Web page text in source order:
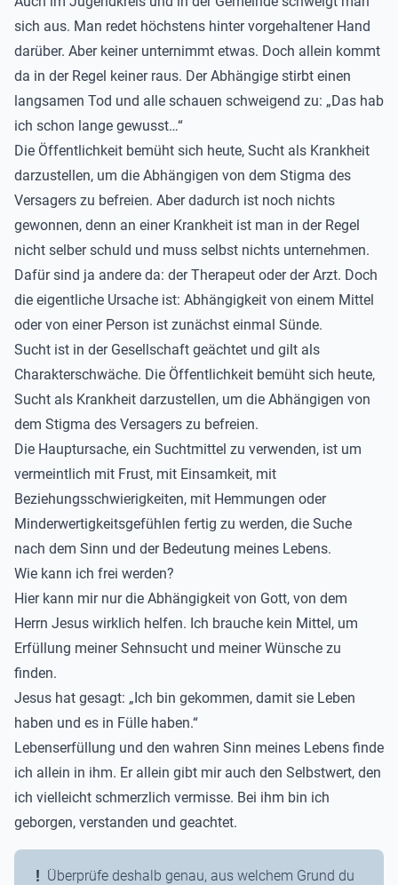
sich aus. Man redet höchstens hinter vorgehaltener Hand
darüber. Aber keiner unternimmt etwas. Doch allein kommt
da in der Regel keiner raus. Der Abhängige stirbt einen
langsamen Tod und alle schauen schweigend zu: „Das hab
ich schon lange gewusst…“
Die Öffentlichkeit bemüht sich heute, Sucht als Krankheit
darzustellen, um die Abhängigen von dem Stigma des
Versagers zu befreien. Aber dadurch ist noch nichts
gewonnen, denn an einer Krankheit ist man in der Regel
nicht selber schuld und muss selbst nichts unternehmen.
Dafür sind ja andere da: der Therapeut oder der Arzt. Doch
die eigentliche Ursache ist: Abhängigkeit von einem Mittel
oder von einer Person ist zunächst einmal Sünde.
Sucht ist in der Gesellschaft geächtet und gilt als
Charakterschwäche. Die Öffentlichkeit bemüht sich heute,
Sucht als Krankheit darzustellen, um die Abhängigen von
dem Stigma des Versagers zu befreien.
Die Hauptursache, ein Suchtmittel zu verwenden, ist um
vermeintlich mit Frust, mit Einsamkeit, mit
Beziehungsschwierigkeiten, mit Hemmungen oder
Minderwertigkeitsgefühlen fertig zu werden, die Suche
nach dem Sinn und der Bedeutung meines Lebens.
Wie kann ich frei werden?
Hier kann mir nur die Abhängigkeit von Gott, von dem
Herrn Jesus wirklich helfen. Ich brauche kein Mittel, um
Erfüllung meiner Sehnsucht und meiner Wünsche zu
finden.
Jesus hat gesagt: „Ich bin gekommen, damit sie Leben
haben und es in Fülle haben.“
Lebenserfüllung und den wahren Sinn meines Lebens finde
ich allein in ihm. Er allein gibt mir auch den Selbstwert, den
ich vielleicht schmerzlich vermisse. Bei ihm bin ich
geborgen, verstanden und geachtet.
Überprüfe deshalb genau, aus welchem Grund du